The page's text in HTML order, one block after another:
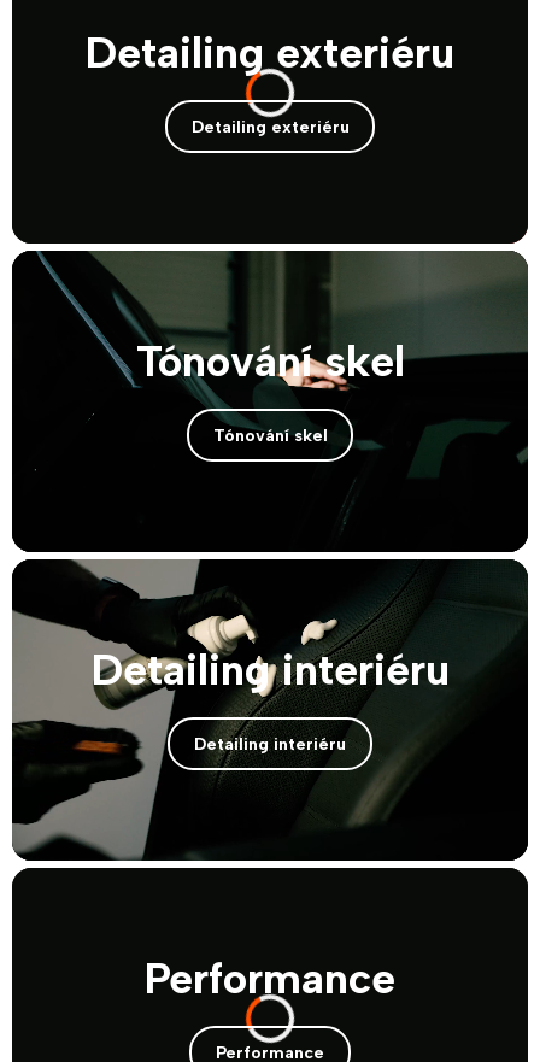
Detailing exteriéru
Detailing exteriéru
Tónování skel
Tónování skel
Detailing interiéru
Detailing interiéru
Performance
Performance